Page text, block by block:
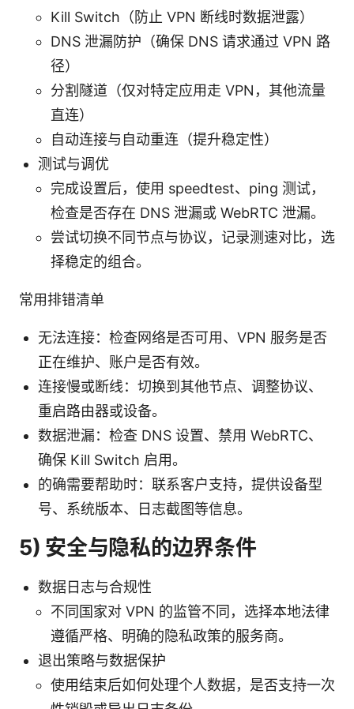
Kill Switch（防止 VPN 断线时数据泄露）
DNS 泄漏防护（确保 DNS 请求通过 VPN 路
径）
分割隧道（仅对特定应用走 VPN，其他流量
直连）
自动连接与自动重连（提升稳定性）
测试与调优
完成设置后，使用 speedtest、ping 测试，
检查是否存在 DNS 泄漏或 WebRTC 泄漏。
尝试切换不同节点与协议，记录测速对比，选
择稳定的组合。
常用排错清单
无法连接：检查网络是否可用、VPN 服务是否
正在维护、账户是否有效。
连接慢或断线：切换到其他节点、调整协议、
重启路由器或设备。
数据泄漏：检查 DNS 设置、禁用 WebRTC、
确保 Kill Switch 启用。
的确需要帮助时：联系客户支持，提供设备型
号、系统版本、日志截图等信息。
5) 安全与隐私的边界条件
数据日志与合规性
不同国家对 VPN 的监管不同，选择本地法律
遵循严格、明确的隐私政策的服务商。
退出策略与数据保护
使用结束后如何处理个人数据，是否支持一次